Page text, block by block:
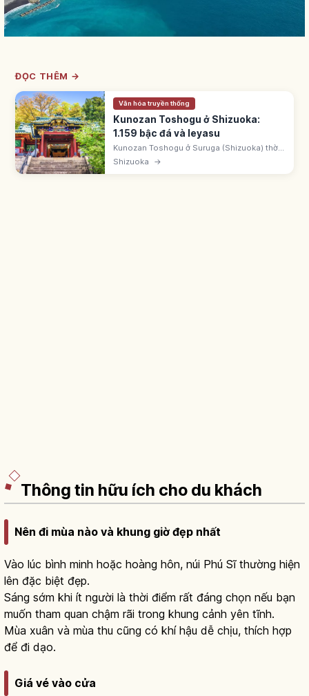
ĐỌC THÊM →
Văn hóa truyền thống
Kunozan Toshogu ở Shizuoka:
1.159 bậc đá và Ieyasu
Kunozan Toshogu ở Suruga (Shizuoka) thờ
Tokugawa Ieyasu, an táng ông trên núi
Shizuoka →
Thông tin hữu ích cho du khách
Nên đi mùa nào và khung giờ đẹp nhất
Vào lúc bình minh hoặc hoàng hôn, núi Phú Sĩ thường hiện
lên đặc biệt đẹp.
Sáng sớm khi ít người là thời điểm rất đáng chọn nếu bạn
muốn tham quan chậm rãi trong khung cảnh yên tĩnh.
Mùa xuân và mùa thu cũng có khí hậu dễ chịu, thích hợp
để đi dạo.
Giá vé vào cửa